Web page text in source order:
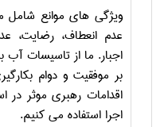
ویژگی های موانع شامل
عدم انعطاف، رضایت،
اجبار. ما از تاسیسات آب
بر موفقیت و دوام
اقدامات رهبری موثر در
اجرا استفاده می کنیم.